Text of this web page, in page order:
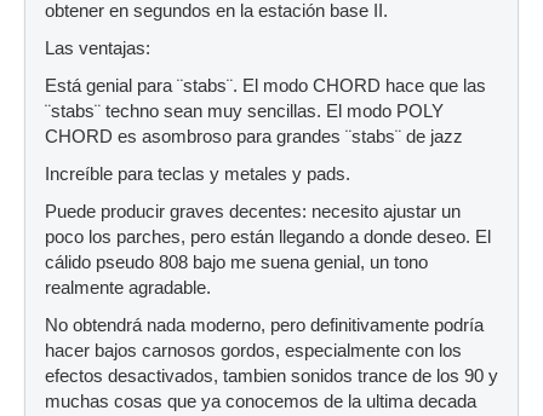
obtener en segundos en la estación base II.
Las ventajas:
Está genial para ¨stabs¨. El modo CHORD hace que las
¨stabs¨ techno sean muy sencillas. El modo POLY
CHORD es asombroso para grandes ¨stabs¨ de jazz
Increíble para teclas y metales y pads.
Puede producir graves decentes: necesito ajustar un
poco los parches, pero están llegando a donde deseo. El
cálido pseudo 808 bajo me suena genial, un tono
realmente agradable.
No obtendrá nada moderno, pero definitivamente podría
hacer bajos carnosos gordos, especialmente con los
efectos desactivados, tambien sonidos trance de los 90 y
muchas cosas que ya conocemos de la ultima decada